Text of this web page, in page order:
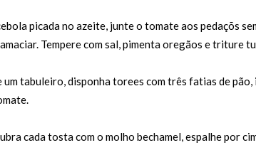
picada no azeite, junte o tomate aos pedaçõs
Tempere com sal, pimenta oregãos e triture
um tabuleiro, disponha torees com três fatias de
cada tosta com o molho bechamel, espalhe por